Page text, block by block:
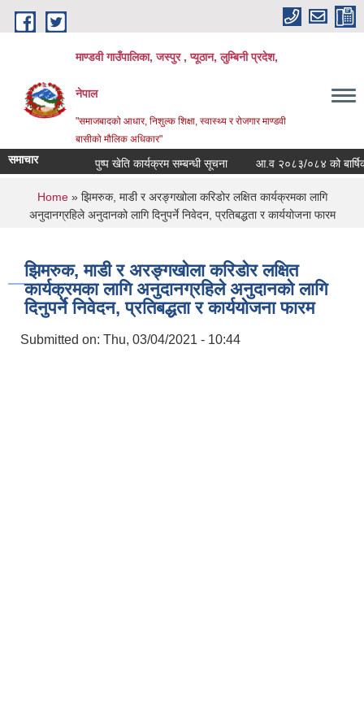
Skip to main content
माण्डवी गाउँपालिका, जस्पुर , प्यूठान, लुम्बिनी प्रदेश,
नेपाल
"समाजबादको आधार, निशुल्क शिक्षा, स्वास्थ्य र रोजगार माण्डवी
बासीको मौलिक अधिकार"
समाचार पुष्प खेति कार्यक्रम सम्बन्धी सूचना आ.व २०८३/०८४ को बार्षिक
You are here
Home» झिमरुक, माडी र अरङ्गखोला करिडोर लक्षित कार्यक्रमका लागि
अनुदानग्रहिले अनुदानको लागि दिनुपर्ने निवेदन, प्रतिबद्धता र कार्ययोजना फारम
झिमरुक, माडी र अरङ्गखोला करिडोर लक्षित
कार्यक्रमका लागि अनुदानग्रहिले अनुदानको लागि
दिनुपर्ने निवेदन, प्रतिबद्धता र कार्ययोजना फारम
Submitted on: Thu, 03/04/2021 - 10:44